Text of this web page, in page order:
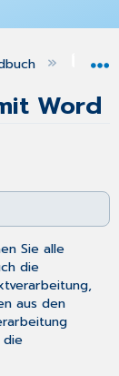
Word
Sie alle
die
aus den